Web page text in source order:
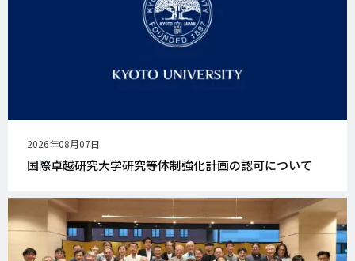
公
開
日
2026年08月07日
国際卓越研究大学研究等体制強化計画の認可について